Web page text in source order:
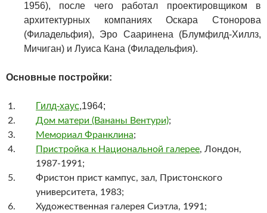
1956), после чего работал проектировщиком в
архитектурных компаниях Оскара Стонорова
(Филадельфия), Эро Сааринена (Блумфилд-Хиллз,
Мичиган) и Луиса Кана (Филадельфия).
Основные постройки:
Гилд-хаус,1964;
Дом матери (Вананы Вентури);
Мемориал Франклина;
Пристройка к Национальной галерее, Лондон,
1987-1991;
Фристон прист кампус, зал, Пристонского
университета, 1983;
Художественная галерея Сиэтла, 1991;